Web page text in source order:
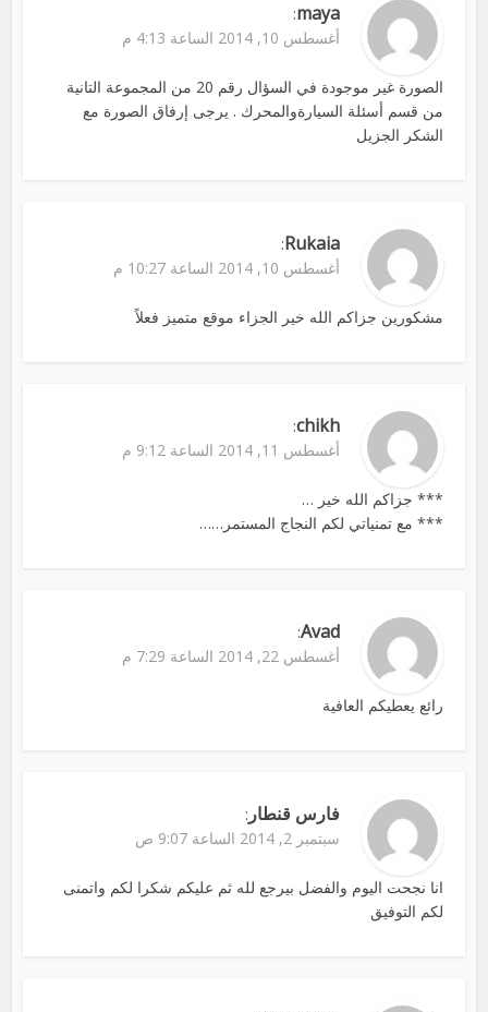
maya
:
أغسطس 10, 2014 الساعة 4:13 م
الصورة غير موجودة في السؤال رقم 20 من المجموعة التانية
من قسم أسئلة السيارةوالمحرك . يرجى إرفاق الصورة مع
الشكر الجزيل
Rukaia
:
أغسطس 10, 2014 الساعة 10:27 م
مشكورين جزاكم الله خير الجزاء موقع متميز فعلاً
chikh
:
أغسطس 11, 2014 الساعة 9:12 م
*** جزاكم الله خير …
*** مع تمنياتي لكم النجاج المستمر……
Avad
:
أغسطس 22, 2014 الساعة 7:29 م
رائع يعطيكم العافية
فارس قنطار :
سبتمبر 2, 2014 الساعة 9:07 ص
انا نجحت اليوم والفضل بيرجع لله ثم عليكم شكرا لكم واتمنى
لكم التوفيق